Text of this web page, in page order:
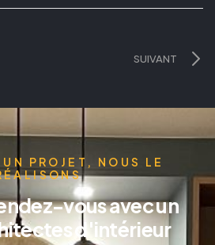
SUIVANT
PROJET, NOUS LE
vous avec un
d'intérieur